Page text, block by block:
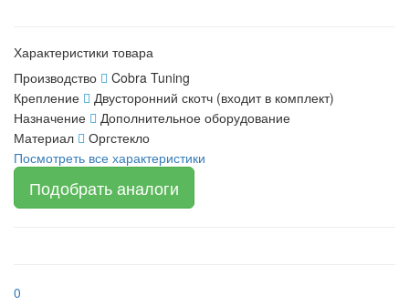
Характеристики товара
Производство
Cobra Tuning
Крепление
Двусторонний скотч (входит в комплект)
Назначение
Дополнительное оборудование
Материал
Оргстекло
Посмотреть все характеристики
Подобрать аналоги
0